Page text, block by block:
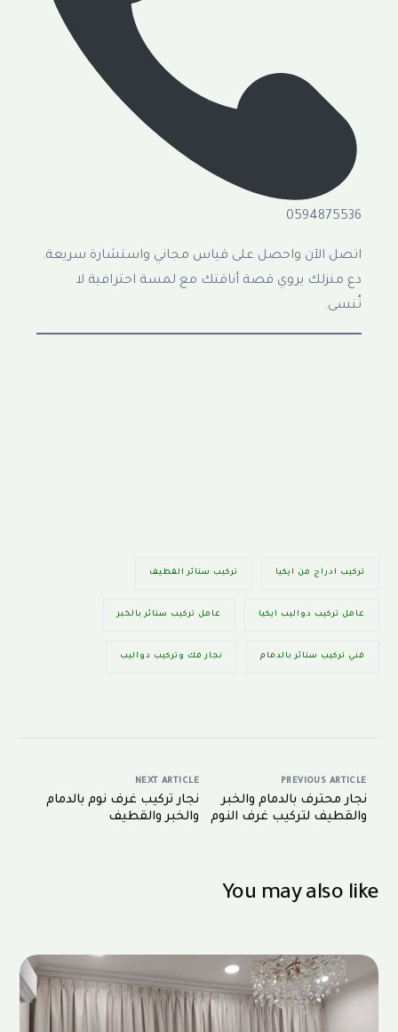
0594875536
اتصل الآن واحصل على قياس مجاني واستشارة سريعة.
دع منزلك يروي قصة أناقتك مع لمسة احترافية لا
تُنسى.
تركيب ادراج من ايكيا تركيب ستائر القطيف
عامل تركيب دواليب ايكيا عامل تركيب ستائر بالخبر
فني تركيب ستائر بالدمام نجار فك وتركيب دواليب
PREVIOUS ARTICLE
نجار محترف بالدمام والخبر
والقطيف لتركيب غرف النوم
NEXT ARTICLE
نجار تركيب غرف نوم بالدمام
والخبر والقطيف
You may also like